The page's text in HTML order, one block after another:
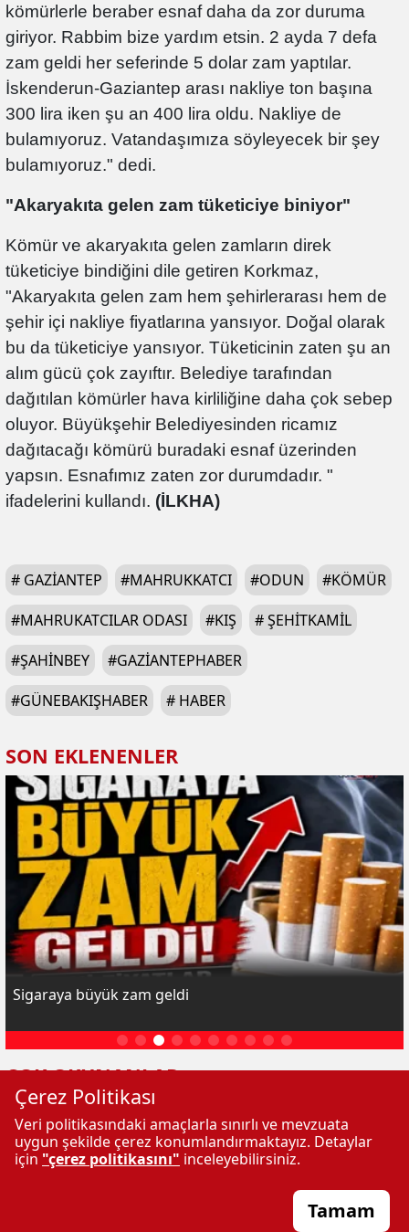
kömürlerle beraber esnaf daha da zor duruma
giriyor. Rabbim bize yardım etsin. 2 ayda 7 defa
zam geldi her seferinde 5 dolar zam yaptılar.
İskenderun-Gaziantep arası nakliye ton başına
300 lira iken şu an 400 lira oldu. Nakliye de
bulamıyoruz. Vatandaşımıza söyleyecek bir şey
bulamıyoruz." dedi.
"Akaryakıta gelen zam tüketiciye biniyor"
Kömür ve akaryakıta gelen zamların direk
tüketiciye bindiğini dile getiren Korkmaz,
"Akaryakıta gelen zam hem şehirlerarası hem de
şehir içi nakliye fiyatlarına yansıyor. Doğal olarak
bu da tüketiciye yansıyor. Tüketicinin zaten şu an
alım gücü çok zayıftır. Belediye tarafından
dağıtılan kömürler hava kirliliğine daha çok sebep
oluyor. Büyükşehir Belediyesinden ricamız
dağıtacağı kömürü buradaki esnaf üzerinden
yapsın. Esnafımız zaten zor durumdadır. "
ifadelerini kullandı. (İLKHA)
# GAZIANTEP #MAHRUKKATCI #ODUN #KÖMÜR
#MAHRUKATCILAR ODASI #KIŞ #ŞEHITKAMIL
#ŞAHINBEY #GAZIANTEPHABER
#GÜNEBAKIŞHABER # HABER
SON EKLENENLER
Sigaraya büyük zam geldi
ÇOK OKUNANLAR
Çerez Politikası
Veri politikasındaki amaçlarla sınırlı ve mevzuata
uygun şekilde çerez konumlandırmaktayız. Detaylar
için "çerez politikasını" inceleyebilirsiniz.
Tamam